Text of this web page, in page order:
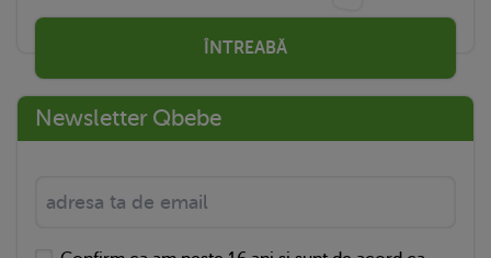
ÎNTREABĂ
Newsletter Qbebe